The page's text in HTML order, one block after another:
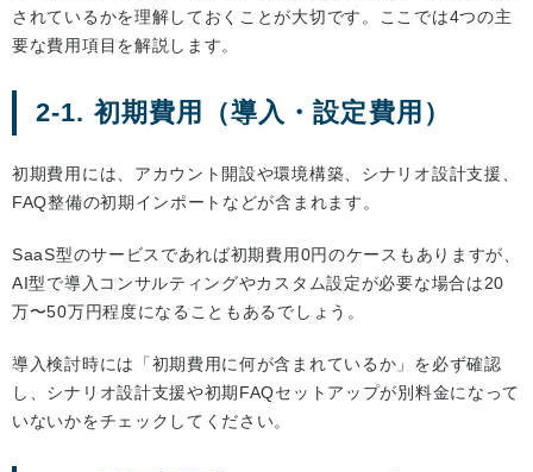
されているかを理解しておくことが大切です。ここでは4つの主
要な費用項目を解説します。
2-1. 初期費用（導入・設定費用）
初期費用には、アカウント開設や環境構築、シナリオ設計支援、
FAQ整備の初期インポートなどが含まれます。
SaaS型のサービスであれば初期費用0円のケースもありますが、
AI型で導入コンサルティングやカスタム設定が必要な場合は20
万〜50万円程度になることもあるでしょう。
導入検討時には「初期費用に何が含まれているか」を必ず確認
し、シナリオ設計支援や初期FAQセットアップが別料金になって
いないかをチェックしてください。